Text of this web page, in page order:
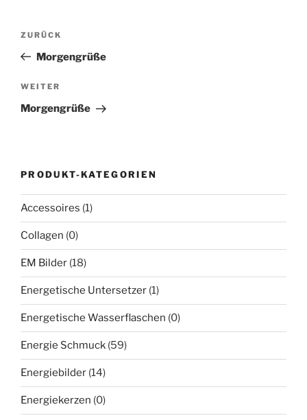
Beitragsnavigation
Vorheriger
Beitrag
ZURÜCK
Morgengrüße
Nächster
Beitrag
WEITER
Morgengrüße
PRODUKT-KATEGORIEN
Accessoires (1)
Collagen (0)
EM Bilder (18)
Energetische Untersetzer (1)
Energetische Wasserflaschen (0)
Energie Schmuck (59)
Energiebilder (14)
Energiekerzen (0)